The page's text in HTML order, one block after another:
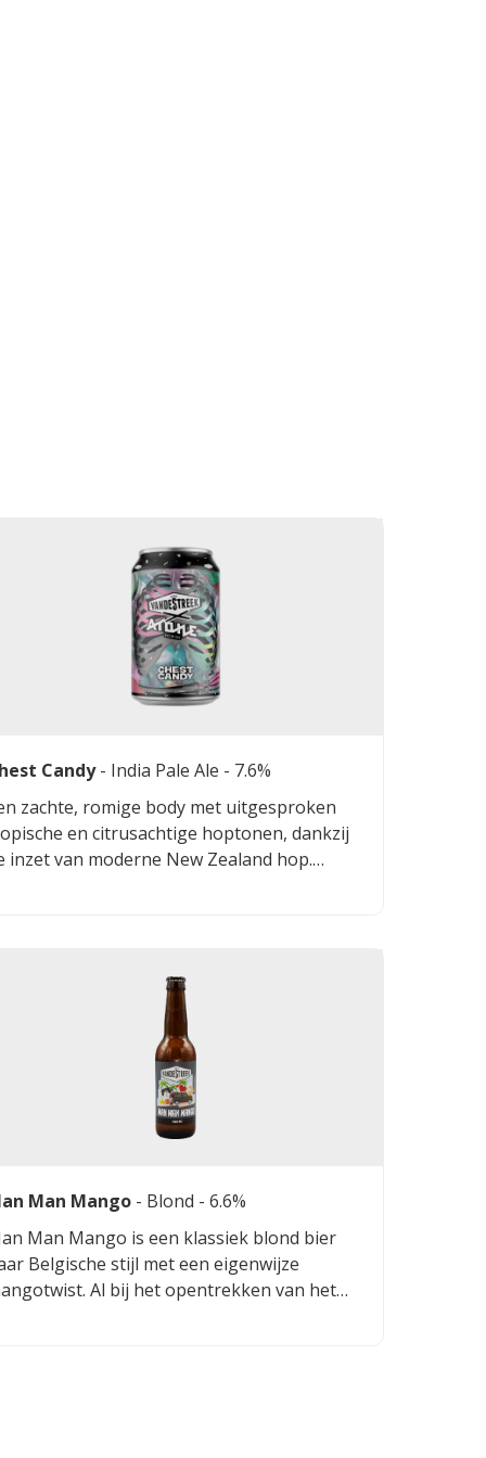
Candy - India Pale Ale - 7.6%
zachte, romige body met uitgesproken
en citrusachtige hoptonen, dankzij
inzet van moderne New Zealand hop.
Man Mango - Blond - 6.6%
Man Mango is een klassiek blond bier
Belgische stijl met een eigenwijze
Al bij het opentrekken van het